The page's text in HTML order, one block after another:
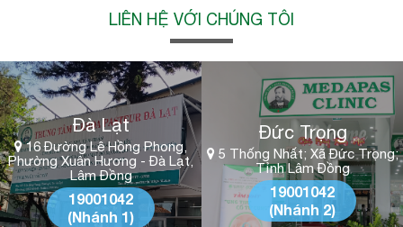
LIÊN HỆ VỚI CHÚNG TÔI
Đà Lạt
16 Đường Lê Hồng Phong,
Phường Xuân Hương - Đà Lạt,
Lâm Đồng
19001042
(Nhánh 1)
Đức Trọng
5 Thống Nhất; Xã Đức Trọng;
Tỉnh Lâm Đồng
19001042
(Nhánh 2)